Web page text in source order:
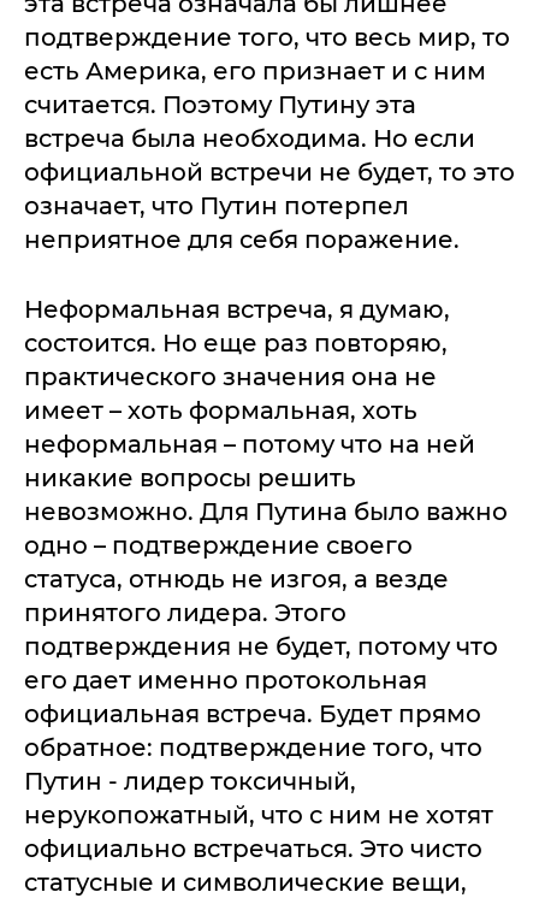
подтверждение того, что весь мир, то
есть Америка, его признает и с ним
считается. Поэтому Путину эта
встреча была необходима. Но если
официальной встречи не будет, то это
означает, что Путин потерпел
неприятное для себя поражение.
Неформальная встреча, я думаю,
состоится. Но еще раз повторяю,
практического значения она не
имеет – хоть формальная, хоть
неформальная – потому что на ней
никакие вопросы решить
невозможно. Для Путина было важно
одно – подтверждение своего
статуса, отнюдь не изгоя, а везде
принятого лидера. Этого
подтверждения не будет, потому что
его дает именно протокольная
официальная встреча. Будет прямо
обратное: подтверждение того, что
Путин - лидер токсичный,
нерукопожатный, что с ним не хотят
официально встречаться. Это чисто
статусные и символические вещи,